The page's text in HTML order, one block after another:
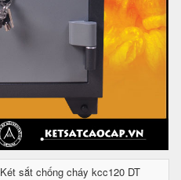
Két sắt chống cháy kcc120 DT